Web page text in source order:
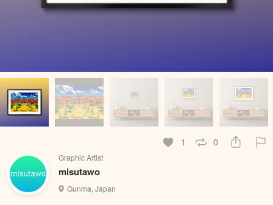
1 0
Graphic Artist
misutawo
Gunma, Japan